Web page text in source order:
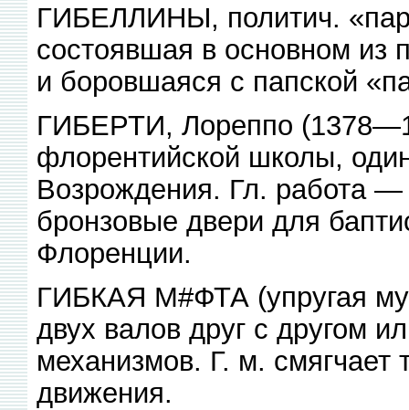
ГИБЕЛЛИНЫ, политич.
состоявшая в основном из
и боровшаяся с папской
ГИБЕРТИ, Лореппо
флорентийской школы,
Возрождения. Гл. работа
бронзовые двери для
Флоренции.
ГИБКАЯ М#ФТА (упругая
двух валов друг с другом
механизмов. Г. м. смягчает
движения.